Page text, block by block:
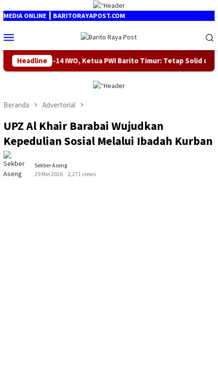
ke ONLINE ┃ BARITORAYAPOST.COM
Mobile
Headline
HUT ke-14 IWO, Ketua PWI Barito Timur: Tetap Solid dan
Beranda Advertorial
UPZ Al Khair Barabai Wujudkan
Kepedulian Sosial Melalui Ibadah Kurban
Sekber Aseng
29 Mei 2026
2,271 views